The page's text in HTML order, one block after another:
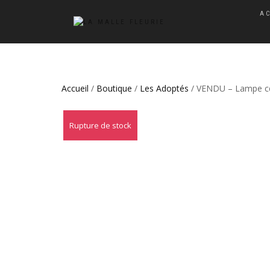
Accueil / Boutique / Les Adoptés / VENDU – Lampe
Rupture de stock